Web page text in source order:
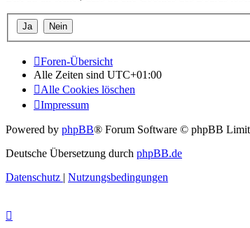
Foren-Übersicht
Alle Zeiten sind UTC+01:00
Alle Cookies löschen
Impressum
Powered by phpBB® Forum Software © phpBB
Deutsche Übersetzung durch phpBB.de
Datenschutz | Nutzungsbedingungen